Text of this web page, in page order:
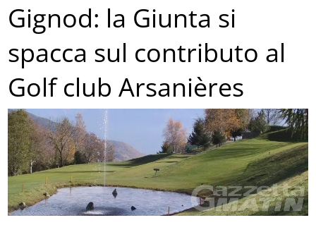
Gignod: la Giunta si
spacca sul contributo al
Golf club Arsanières